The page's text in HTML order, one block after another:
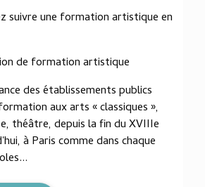
suivre une formation artistique en
de formation artistique
des établissements publics
aux arts « classiques »,
théâtre, depuis la fin du XVIIIe
à Paris comme dans chaque